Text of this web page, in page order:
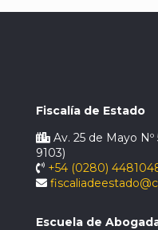
Fiscalía de Estado
Av. 25 de Mayo
9103)
+54 (0280)
Escuela de